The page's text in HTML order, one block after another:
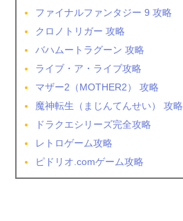
ファイナルファンタジー 9 攻略
クロノトリガー 攻略
バハムートラグーン 攻略
ライブ・ア・ライブ攻略
マザー2（MOTHER2） 攻略
魔神転生（まじんてんせい） 攻略
ドラクエシリーズ完全攻略
レトロゲーム攻略
ピドリオ.comゲーム攻略